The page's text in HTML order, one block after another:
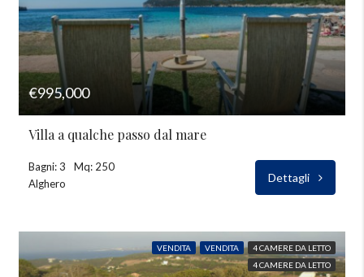
€995,000
Villa a qualche passo dal mare
Bagni: 3
Mq: 250
Alghero
Dettagli
VENDITA VENDITA
4 CAMERE DA LETTO
4 CAMERE DA LETTO